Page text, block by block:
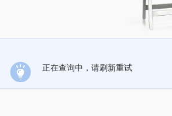
正在查询中，请刷新重试